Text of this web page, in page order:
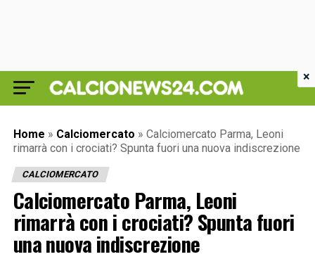
Home » Calciomercato » Calciomercato Parma, Leoni
rimarrà con i crociati? Spunta fuori una nuova indiscrezione
CALCIOMERCATO
Calciomercato Parma, Leoni
rimarrà con i crociati? Spunta fuori
una nuova indiscrezione
×